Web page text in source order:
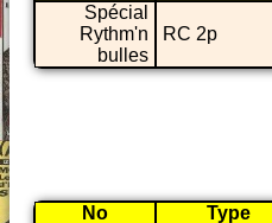
Spécial
Rythm'n
bulles
RC 2p
No Type